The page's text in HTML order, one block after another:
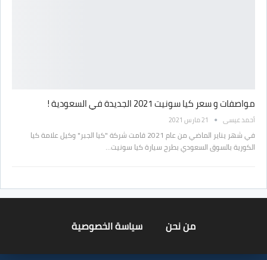
مواصفات و سعر كيا سونيت 2021 الجديدة في السعودية !
أحمد عيسى 21 مارس 2021
في شهر يناير الماضي من عام 2021 قامت شركة "كيا الجبر" وكيل علامة كيا
الكورية بالسوق السعودي بطرح سيارة كيا سونيت…
من نحن سياسة الخصوصية